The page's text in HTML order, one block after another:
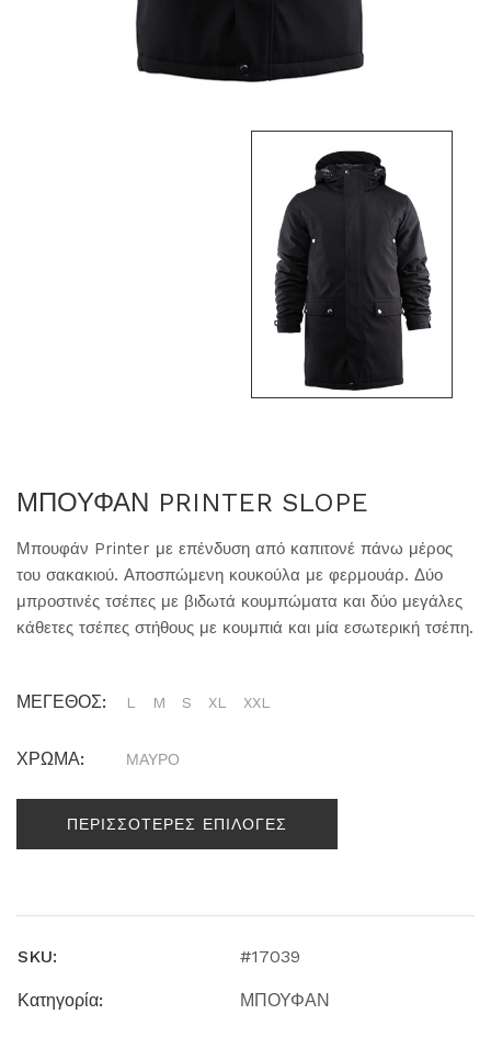
ΜΠΟΥΦΑΝ PRINTER SLOPE
Μπουφάν Printer με επένδυση από καπιτονέ πάνω μέρος
του σακακιού. Αποσπώμενη κουκούλα με φερμουάρ. Δύο
μπροστινές τσέπες με βιδωτά κουμπώματα και δύο μεγάλες
κάθετες τσέπες στήθους με κουμπιά και μία εσωτερική τσέπη.
ΜΕΓΕΘΟΣ: L M S XL XXL
ΧΡΩΜΑ: ΜΑΥΡΟ
ΠΕΡΙΣΣΟΤΕΡΕΣ ΕΠΙΛΟΓΕΣ
SKU: #17039
Κατηγορία: ΜΠΟΥΦΑΝ